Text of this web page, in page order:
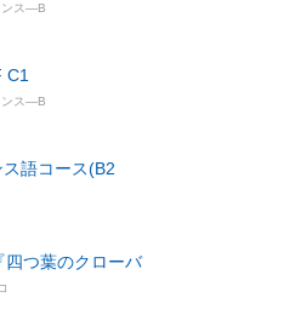
ンス―B
C1
ンス―B
語コース(B2
四つ葉のクローバ